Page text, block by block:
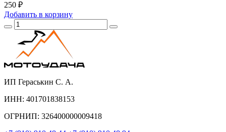
250 ₽
Добавить в корзину
ИП Гераськин С. А.
ИНН: 401701838153
ОГРНИП: 326400000009418